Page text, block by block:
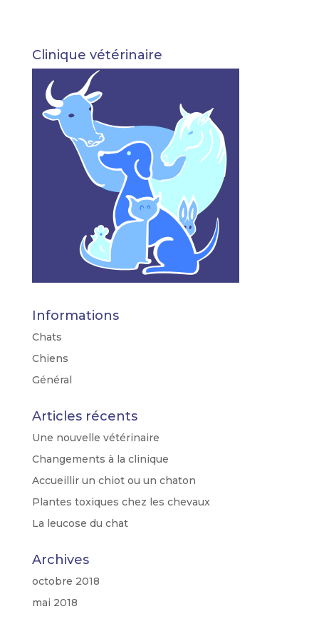
Clinique vétérinaire
Informations
Chats
Chiens
Général
Articles récents
Une nouvelle vétérinaire
Changements à la clinique
Accueillir un chiot ou un chaton
Plantes toxiques chez les chevaux
La leucose du chat
Archives
octobre 2018
mai 2018